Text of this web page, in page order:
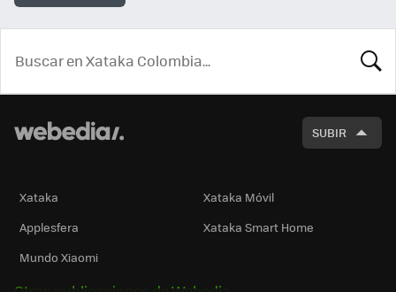
SUBIR
Xataka
Xataka Móvil
Applesfera
Xataka Smart Home
Mundo Xiaomi